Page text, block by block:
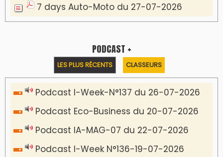
7 days Auto-Moto du 27-07-2026
PODCAST +
LES PLUS RÉCENTS CLASSEURS
Podcast I-Week-N°137 du 26-07-2026
Podcast Eco-Business du 20-07-2026
Podcast IA-MAG-07 du 22-07-2026
Podcast I-Week N°136-19-07-2026